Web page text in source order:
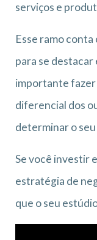
serviços e
Esse ramo
para se destacar
importante fazer
diferencial dos
determinar o
Se você investir
estratégia de
que o seu